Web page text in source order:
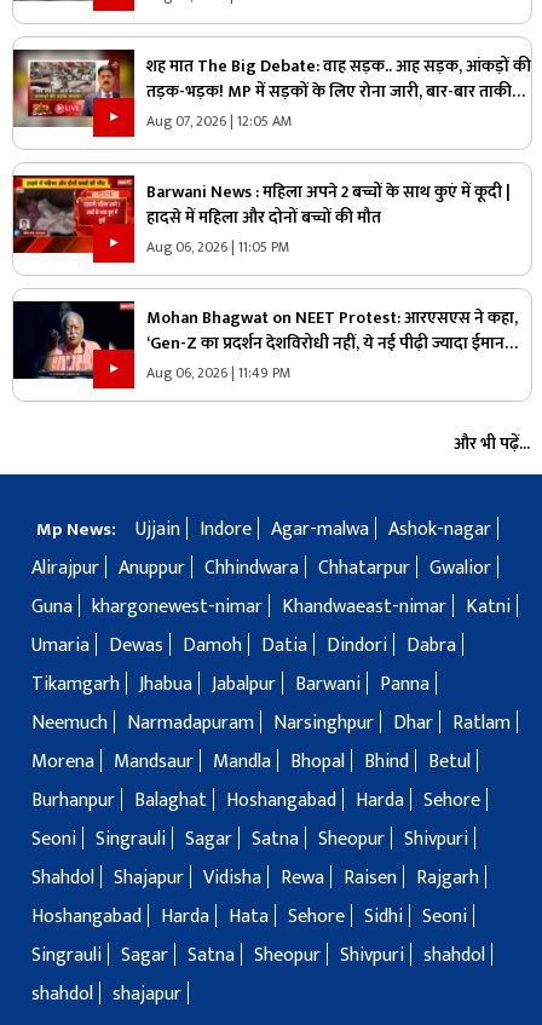
शह मात The Big Debate: वाह सड़क.. आह सड़क, आंकड़ों की
तड़क-भड़क! MP में सड़कों के लिए रोना जारी, बार-बार ताकीद
के बाद भी क्यों नहीं सुधरे हालात
Aug 07, 2026 | 12:05 AM
Barwani News : महिला अपने 2 बच्चों के साथ कुएं में कूदी |
हादसे में महिला और दोनों बच्चों की मौत
Aug 06, 2026 | 11:05 PM
Mohan Bhagwat on NEET Protest: आरएसएस ने कहा,
‘Gen-Z का प्रदर्शन देशविरोधी नहीं, ये नई पीढ़ी ज्यादा ईमानदार
है’.. पढ़ें मोहन भागवत NEET प्रोटेस्ट पर और क्या कहा
Aug 06, 2026 | 11:49 PM
और भी पढ़ें...
Mp News: Ujjain Indore Agar-malwa Ashok-nagar
Alirajpur Anuppur Chhindwara Chhatarpur Gwalior
Guna khargonewest-nimar Khandwaeast-nimar
Katni
Umaria
Dewas Damoh Datia Dindori
Dabra
Tikamgarh Jhabua Jabalpur Barwani
Panna
Neemuch
Narmadapuram Narsinghpur Dhar
Ratlam
Morena
Mandsaur Mandla Bhopal Bhind
Betul
Burhanpur
Balaghat Hoshangabad Harda Sehore
Seoni Singrauli Sagar Satna Sheopur Shivpuri
Shahdol Shajapur Vidisha Rewa Raisen
Rajgarh
Hoshangabad
Harda Hata Sehore Sidhi Seoni
Singrauli Sagar Satna Sheopur Shivpuri shahdol
shahdol shajapur